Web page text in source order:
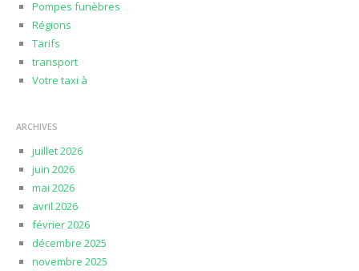
Pompes funèbres
Régions
Tarifs
transport
Votre taxi à
ARCHIVES
juillet 2026
juin 2026
mai 2026
avril 2026
février 2026
décembre 2025
novembre 2025